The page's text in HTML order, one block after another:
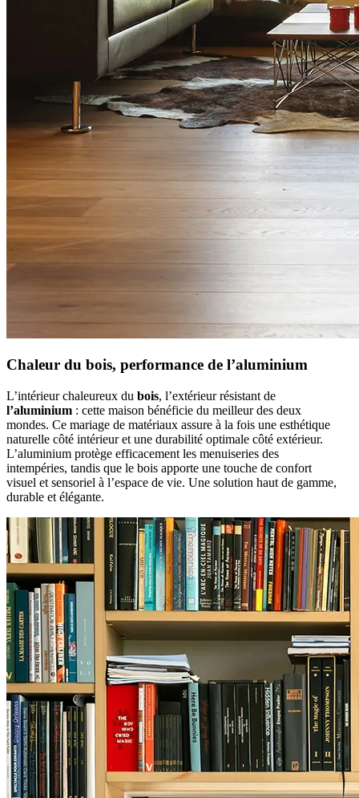
Chaleur du bois, performance de l’aluminium
L’intérieur chaleureux du bois, l’extérieur résistant de
l’aluminium : cette maison bénéficie du meilleur des deux
mondes. Ce mariage de matériaux assure à la fois une esthétique
naturelle côté intérieur et une durabilité optimale côté extérieur.
L’aluminium protège efficacement les menuiseries des
intempéries, tandis que le bois apporte une touche de confort
visuel et sensoriel à l’espace de vie. Une solution haut de gamme,
durable et élégante.